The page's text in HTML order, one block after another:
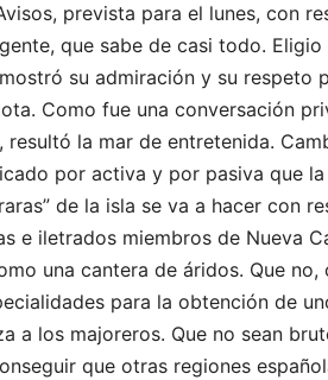
prevista para el lunes, con
que sabe de casi todo.
su admiración y su respeto
Como fue una conversación
resultó la mar de entretenida.
por activa y por pasiva que
de la isla se va a hacer con
e iletrados miembros de Nueva
una cantera de áridos. Que
para la obtención de
a los majoreros. Que no sean
que otras regiones